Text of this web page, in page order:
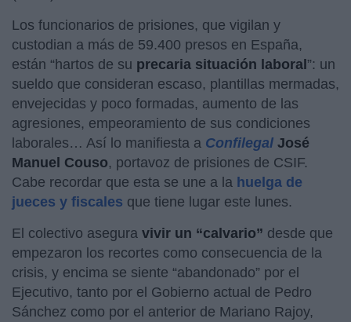
Los funcionarios de prisiones, que vigilan y
custodian a más de 59.400 presos en España,
están “hartos de su precaria situación laboral”: un
sueldo que consideran escaso, plantillas mermadas,
envejecidas y poco formadas, aumento de las
agresiones, empeoramiento de sus condiciones
laborales… Así lo manifiesta a Confilegal José
Manuel Couso, portavoz de prisiones de CSIF.
Cabe recordar que esta se une a la huelga de
jueces y fiscales que tiene lugar este lunes.
El colectivo asegura vivir un “calvario” desde que
empezaron los recortes como consecuencia de la
crisis, y encima se siente “abandonado” por el
Ejecutivo, tanto por el Gobierno actual de Pedro
Sánchez como por el anterior de Mariano Rajoy,